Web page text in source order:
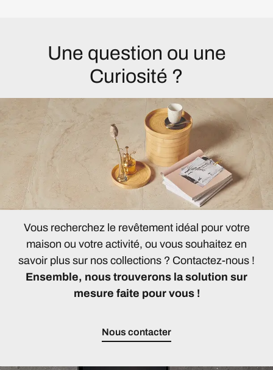
Une question ou une
Curiosité ?
Vous recherchez le revêtement idéal pour votre
maison ou votre activité, ou vous souhaitez en
savoir plus sur nos collections ? Contactez-nous !
Ensemble, nous trouverons la solution sur
mesure faite pour vous !
Nous contacter